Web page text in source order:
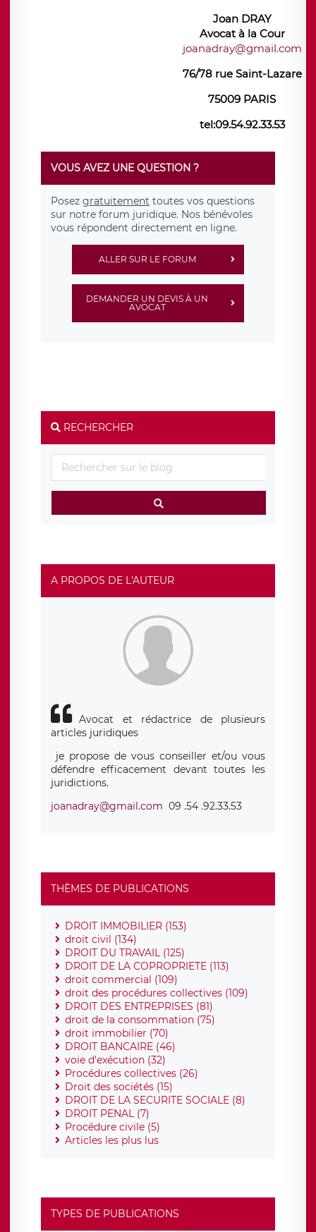
Joan DRAY
Avocat à la Cour
joanadray@gmail.com
76/78 rue Saint-Lazare
75009 PARIS
tel:09.54.92.33.53
VOUS AVEZ UNE QUESTION ?
Posez gratuitement toutes vos questions
sur notre forum juridique. Nos bénévoles
vous répondent directement en ligne.
ALLER SUR LE FORUM
DEMANDER UN DEVIS À UN
AVOCAT
RECHERCHER
A PROPOS DE L'AUTEUR
Avocat et rédactrice de plusieurs
articles juridiques
je propose de vous conseiller et/ou vous
défendre efficacement devant toutes les
juridictions.
joanadray@gmail.com 09 .54 .92.33.53
THÈMES DE PUBLICATIONS
DROIT IMMOBILIER (153)
droit civil (134)
DROIT DU TRAVAIL (125)
DROIT DE LA COPROPRIETE (113)
droit commercial (109)
droit des procédures collectives (109)
DROIT DES ENTREPRISES (81)
droit de la consommation (75)
droit immobilier (70)
DROIT BANCAIRE (46)
voie d'exécution (32)
Procédures collectives (26)
Droit des sociétés (15)
DROIT DE LA SECURITE SOCIALE (8)
DROIT PENAL (7)
Procédure civile (5)
Articles les plus lus
TYPES DE PUBLICATIONS